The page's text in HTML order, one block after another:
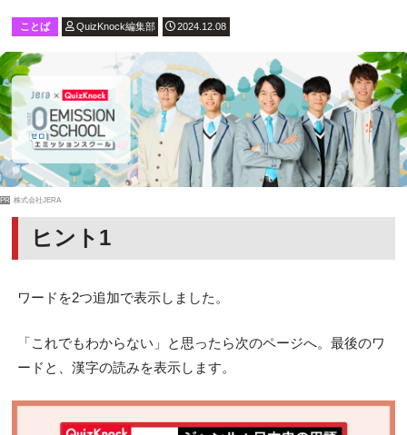
ことば QuizKnock編集部 2024.12.08
PR 株式会社JERA
ヒント1
ワードを2つ追加で表示しました。
「これでもわからない」と思ったら次のページへ。最後のワ
ードと、漢字の読みを表示します。